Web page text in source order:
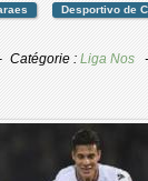
Desportivo de
Catégorie :Liga Nos